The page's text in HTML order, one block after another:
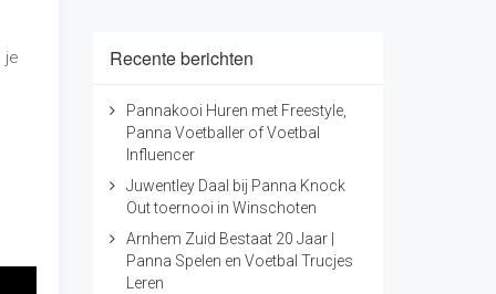
je
Recente berichten
Pannakooi Huren met Freestyle,
Panna Voetballer of Voetbal
Influencer
Juwentley Daal bij Panna Knock
Out toernooi in Winschoten
Arnhem Zuid Bestaat 20 Jaar |
Panna Spelen en Voetbal Trucjes
Leren